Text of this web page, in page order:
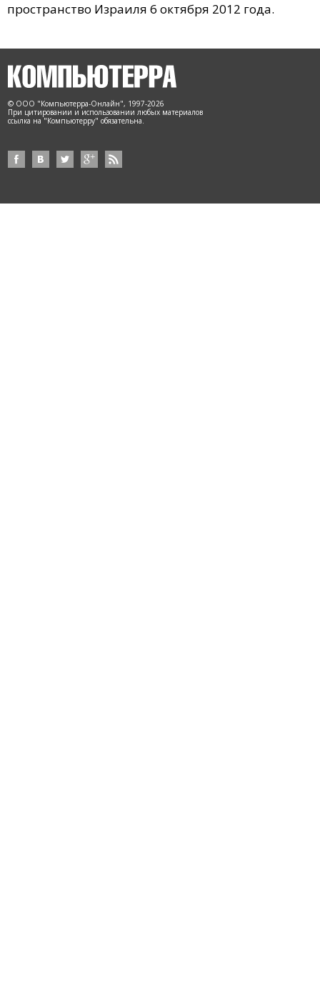
пространство Израиля 6 октября 2012 года.
© ООО "Компьютерра-Онлайн", 1997-2026
При цитировании и использовании любых материалов
ссылка на "Компьютерру" обязательна.